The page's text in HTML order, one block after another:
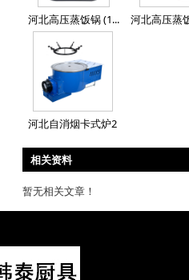
河北高压蒸饭锅 (1... 河北高压蒸
河北自消烟卡式炉2
相关资料
暂无相关文章！